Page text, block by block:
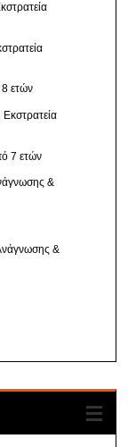
ετών
7 ετών
&
&